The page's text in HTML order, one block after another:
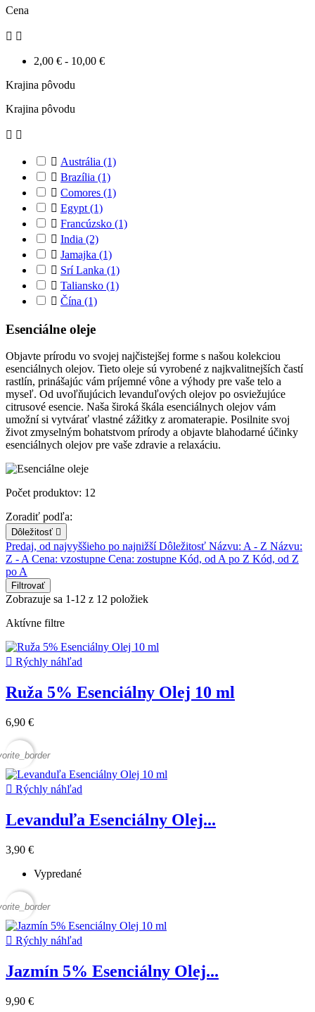
Cena
 
2,00 € - 10,00 €
Krajina pôvodu
Krajina pôvodu
 
 Austrália (1)
 Brazília (1)
 Comores (1)
 Egypt (1)
 Francúzsko (1)
 India (2)
 Jamajka (1)
 Srí Lanka (1)
 Taliansko (1)
 Čína (1)
Esenciálne oleje
Objavte prírodu vo svojej najčistejšej forme s našou kolekciou
esenciálnych olejov. Tieto oleje sú vyrobené z najkvalitnejších častí
rastlín, prinášajúc vám príjemné vône a výhody pre vaše telo a
myseľ. Od uvoľňujúcich levanduľových olejov po osviežujúce
citrusové esencie. Naša široká škála esenciálnych olejov vám
umožní si vytvárať vlastné zážitky z aromaterapie. Posilnite svoj
život zmyselným bohatstvom prírody a objavte blahodarné účinky
esenciálnych olejov pre vaše zdravie a relaxáciu.
Počet produktov: 12
Zoradiť podľa:
Dôležitosť 
Predaj, od najvyššieho po najnižšíDôležitosť Názvu: A - Z Názvu:
Z - ACena: vzostupne Cena: zostupne Kód, od A po Z Kód, od Z
po A
Filtrovať
Zobrazuje sa 1-12 z 12 položiek
Aktívne filtre
 Rýchly náhľad
Ruža 5% Esenciálny Olej 10 ml
6,90 €
 Rýchly náhľad
Levanduľa Esenciálny Olej...
3,90 €
Vypredané
 Rýchly náhľad
Jazmín 5% Esenciálny Olej...
9,90 €